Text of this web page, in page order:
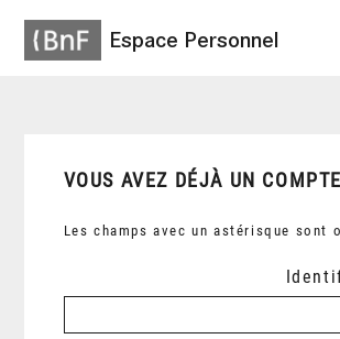
Espace Personnel
VOUS AVEZ DÉJÀ UN
Les champs avec un astérisque sont